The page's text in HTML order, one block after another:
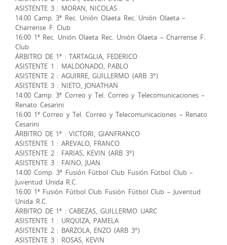
ASISTENTE 3 : MORAN, NICOLAS
14:00 Camp. 3ª Rec. Unión Olaeta Rec. Unión Olaeta –
Charrense F. Club
16:00 1ª Rec. Unión Olaeta Rec. Unión Olaeta – Charrense F.
Club
ÁRBITRO DE 1ª : TARTAGLIA, FEDERICO
ASISTENTE 1 : MALDONADO, PABLO
ASISTENTE 2 : AGUIRRE, GUILLERMO (ARB 3°)
ASISTENTE 3 : NIETO, JONATHAN
14:00 Camp. 3ª Correo y Tel. Correo y Telecomunicaciones –
Renato Cesarini
16:00 1ª Correo y Tel. Correo y Telecomunicaciones – Renato
Cesarini
ÁRBITRO DE 1ª : VICTORI, GIANFRANCO
ASISTENTE 1 : AREVALO, FRANCO
ASISTENTE 2 : FARIAS, KEVIN (ARB 3°)
ASISTENTE 3 : FAINO, JUAN
14:00 Comp. 3ª Fusión Fútbol Club Fusión Fútbol Club –
Juventud Unida R.C.
16:00 1ª Fusión Fútbol Club Fusión Fútbol Club – Juventud
Unida R.C.
ÁRBITRO DE 1ª : CABEZAS, GUILLERMO UARC
ASISTENTE 1 : URQUIZA, PAMELA
ASISTENTE 2 : BARZOLA, ENZO (ARB 3°)
ASISTENTE 3 : ROSAS, KEVIN